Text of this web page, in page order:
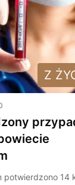
Z
potwierdzono 14